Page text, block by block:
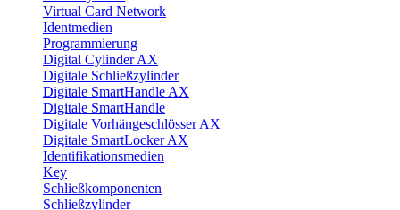
Virtual Card Network
Identmedien
Programmierung
Digital Cylinder AX
Digitale Schließzylinder
Digitale SmartHandle AX
Digitale SmartHandle
Digitale Vorhängeschlösser AX
Digitale SmartLocker AX
Identifikationsmedien
Key
Schließkomponenten
Schließzylinder